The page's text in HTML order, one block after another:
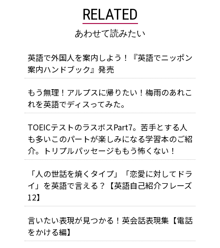
RELATED
あわせて読みたい
英語で外国人を案内しよう！『英語でニッポン
案内ハンドブック』発売
もう無理！アルプスに帰りたい！梅雨のあれこ
れを英語でディスってみた。
TOEICテストのラスボスPart7。苦手とする人
も多いこのパートが楽しみになる学習本のご紹
介。トリプルパッセージももう怖くない！
「人の世話を焼くタイプ」「恋愛に対してドラ
イ」を英語で言える？【英語自己紹介フレーズ
12】
言いたい表現が見つかる！英会話表現集【電話
をかける編】